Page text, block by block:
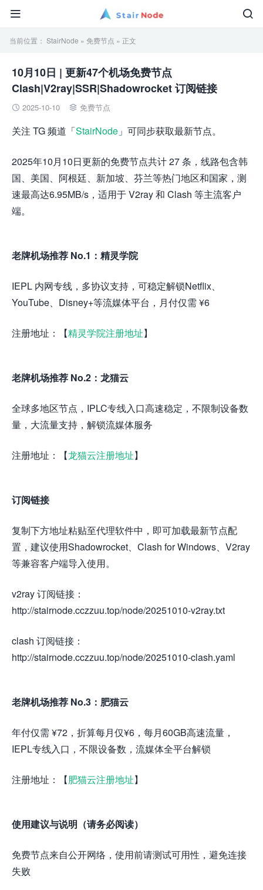


当前位置： StairNode » 免费节点 » 正文
10月10日 | 更新47个机场免费节点
Clash|V2ray|SSR|Shadowrocket 订阅链接
 2025-10-10  免费节点
关注 TG 频道「StairNode 」可同步获取最新节点。
2025年10月10日更新的免费节点共计 27 条，线路包含韩
国、美国、阿根廷、新加坡、芬兰等热门地区和国家，测
速最高达6.95MB/s，适用于 V2ray 和 Clash 等主流客户
端。
老牌机场推荐 No.1：精灵学院
IEPL 内网专线，多协议支持，可稳定解锁Netflix、
YouTube、Disney+等流媒体平台，月付仅需 ¥6
注册地址：【精灵学院注册地址】
老牌机场推荐 No.2：龙猫云
全球多地区节点，IPLC专线入口高速稳定，不限制设备数
量，大流量支持，解锁流媒体服务
注册地址：【龙猫云注册地址】
订阅链接
复制下方地址粘贴至代理软件中，即可加载最新节点配
置，建议使用Shadowrocket、Clash for Windows、V2ray
等兼容客户端导入使用。
v2ray 订阅链接：
http://stairnode.cczzuu.top/node/20251010-v2ray.txt
clash 订阅链接：
http://stairnode.cczzuu.top/node/20251010-clash.yaml
老牌机场推荐 No.3：肥猫云
年付仅需 ¥72，折算每月仅¥6，每月60GB高速流量，
IEPL专线入口，不限设备数，流媒体全平台解锁
注册地址：【肥猫云注册地址】
使用建议与说明（请务必阅读）
免费节点来自公开网络，使用前请测试可用性，避免连接
失败